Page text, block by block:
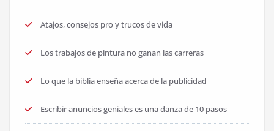
Atajos, consejos pro y trucos de vida
Los trabajos de pintura no ganan las carreras
Lo que la biblia enseña acerca de la publicidad
Escribir anuncios geniales es una danza de 10 pasos